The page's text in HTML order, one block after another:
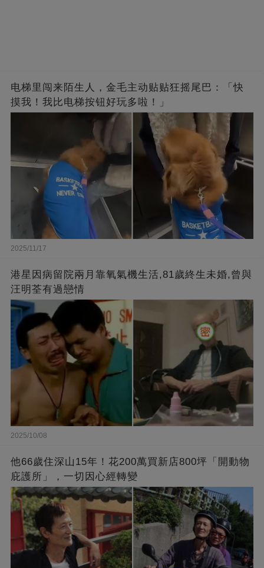
电梯里闯来陌生人，金毛主动贴贴狂摇尾巴：「快
摸我！我比电梯按钮好玩多啦！」
2025/11/17
港星因病留院兩月靠氧氣機生活,81歲終生未婚,曾與
汪明荃有過戀情
2025/10/08
他66歲住深山15年！花200萬買新店800坪「開動物
庇護所」，一切因心經轉變